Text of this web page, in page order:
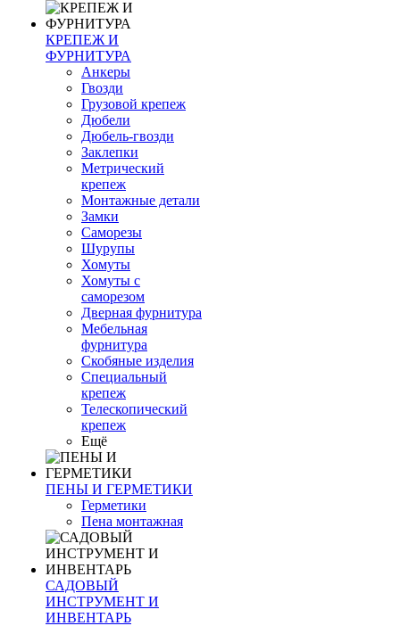
КРЕПЕЖ И
ФУРНИТУРА
Анкеры
Гвозди
Грузовой крепеж
Дюбели
Дюбель-гвозди
Заклепки
Метрический
крепеж
Монтажные детали
Замки
Саморезы
Шурупы
Хомуты
Хомуты с
саморезом
Дверная фурнитура
Мебельная
фурнитура
Скобяные изделия
Специальный
крепеж
Телескопический
крепеж
Ещё
ПЕНЫ И ГЕРМЕТИКИ
Герметики
Пена монтажная
САДОВЫЙ
ИНСТРУМЕНТ И
ИНВЕНТАРЬ